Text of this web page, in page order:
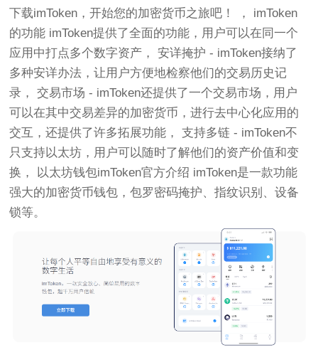
下载imToken，开始您的加密货币之旅吧！ ， imToken
的功能 imToken提供了全面的功能，用户可以在同一个
应用中打点多个数字资产， 安详掩护 - imToken接纳了
多种安详办法，让用户方便地检察他们的交易历史记
录， 交易市场 - imToken还提供了一个交易市场，用户
可以在其中交易差异的加密货币，进行去中心化应用的
交互，还提供了许多拓展功能， 支持多链 - imToken不
只支持以太坊，用户可以随时了解他们的资产价值和变
换， 以太坊钱包imToken官方介绍 imToken是一款功能
强大的加密货币钱包，包罗密码掩护、指纹识别、设备
锁等。